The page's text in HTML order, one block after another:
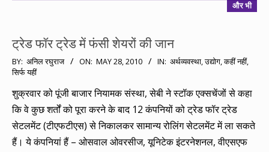
और भी
ट्रेड फॉर ट्रेड में फंसी शेयरों की जान
2010-
05-
28
BY: अनिल रघुराज ON: MAY 28, 2010 IN: अर्थव्यवस्था,उद्योग,कहीं नहीं,
सिर्फ यहीं
शुक्रवार को पूंजी बाजार नियामक संस्था, सेबी ने स्टॉक एक्सचेंजों से कहा
कि वे कुछ शर्तों को पूरा करने के बाद 12 कंपनियों को ट्रेड फॉर ट्रेड
सेटलमेंट (टीएफटीएस) से निकालकर सामान्य रोलिंग सेटलमेंट में ला सकते
हैं। ये कंपनियां हैं – ओसवाल ओवरसीज, यूनिटेक इंटरनेशनल, वीएसएफ